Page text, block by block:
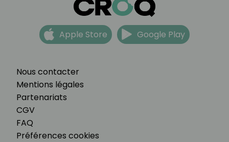
Nous contacter
Mentions légales
Partenariats
CGV
FAQ
Préférences cookies
Apple Store Google Play